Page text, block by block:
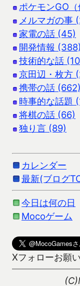
ポケモンGO
メルマガの事
家電の話 (45)
開発情報 (388)
技術的な話
京田辺・枚方
携帯の話 (662)
時事的な話題
将棋の話 (66)
独り言 (89)
カレンダー
最新(ブログ
今日は何の日
Mocoゲーム
Xフォローお願い